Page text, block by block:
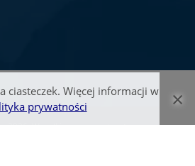
ciasteczek. Więcej informacji w
prywatności
×
2026. Wszelkie prawa zastrzeżone.